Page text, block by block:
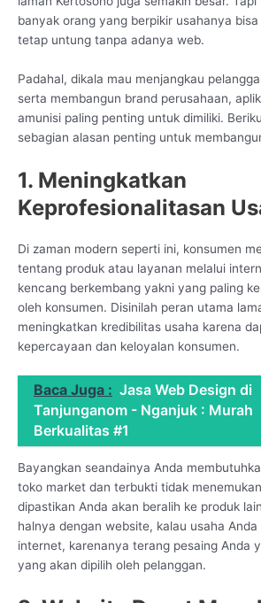
banyak orang yang berpikir usahanya
tetap untung tanpa adanya web.
Padahal, dikala mau menjangkau
serta membangun brand perusahaan,
amunisi paling penting untuk dimiliki.
sebagian alasan penting untuk
1. Meningkatkan
Keprofesionalitasan
Di zaman modern seperti ini, konsumen
tentang produk atau layanan melalui
kencang berkembang yakni yang paling
oleh konsumen. Disinilah peran utama
meningkatkan kredibilitas usaha karena
kepercayaan dan keloyalan konsumen.
Baca Juga : Jasa Web Design di
Tanjunganom - Nganjuk : Murah
Berkualitas #1
Bayangkan seandainya Anda
toko market dan terbukti tidak
dipastikan Anda akan beralih ke produk
halnya dengan website, kalau usaha
internet, karenanya terang pesaing Anda
yang akan dipilih oleh pelanggan.